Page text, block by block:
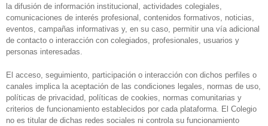
la difusión de información institucional, actividades colegiales,
comunicaciones de interés profesional, contenidos formativos, noticias,
eventos, campañas informativas y, en su caso, permitir una vía adicional
de contacto o interacción con colegiados, profesionales, usuarios y
personas interesadas.
El acceso, seguimiento, participación o interacción con dichos perfiles o
canales implica la aceptación de las condiciones legales, normas de uso,
políticas de privacidad, políticas de cookies, normas comunitarias y
criterios de funcionamiento establecidos por cada plataforma. El Colegio
no es titular de dichas redes sociales ni controla su funcionamiento